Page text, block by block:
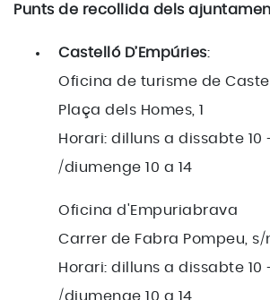
Punts de recollida dels
Castelló D’Empúries:
Oficina de turisme de
Plaça dels Homes, 1
Horari: dilluns a dissabte 10
/diumenge 10 a 14
Oficina d'Empuriabrava
Carrer de Fabra Pompeu, s/
Horari: dilluns a dissabte 10
/diumenge 10 a 14